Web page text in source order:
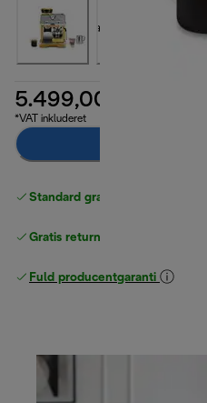
5.499,00 kr.
*VAT inkluderet
Standard gratis levering
Gratis returneringer
Fuld producentgaranti